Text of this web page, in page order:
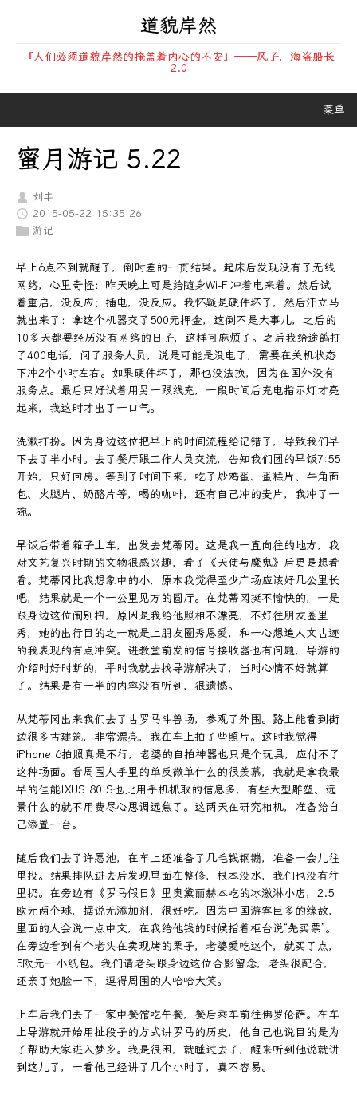
道貌岸然
『人们必须道貌岸然的掩盖着内心的不安』——风子，海盗船长
2.0
菜单
蜜月游记 5.22
刘丰
2015-05-22 15:35:26
游记
早上6点不到就醒了，倒时差的一贯结果。起床后发现没有了无线
网络，心里奇怪：昨天晚上可是给随身Wi-Fi冲着电来着。然后试
着重启，没反应；插电，没反应。我怀疑是硬件坏了，然后汗立马
就出来了：拿这个机器交了500元押金，这倒不是大事儿，之后的
10多天都要经历没有网络的日子，这样可麻烦了。之后我给途鸽打
了400电话，问了服务人员，说是可能是没电了，需要在关机状态
下冲2个小时左右。如果硬件坏了，那也没法换，因为在国外没有
服务点。最后只好试着用另一跟线充，一段时间后充电指示灯才亮
起来，我这时才出了一口气。
洗漱打扮。因为身边这位把早上的时间流程给记错了，导致我们早
下去了半小时。去了餐厅跟工作人员交流，告知我们团的早饭7:55
开始，只好回房。等到了时间下来，吃了炒鸡蛋、蛋糕片、牛角面
包、火腿片、奶酪片等，喝的咖啡，还有自己冲的麦片，我冲了一
碗。
早饭后带着箱子上车，出发去梵蒂冈。这是我一直向往的地方，我
对文艺复兴时期的文物很感兴趣，看了《天使与魔鬼》后更是想看
看。梵蒂冈比我想象中的小，原本我觉得至少广场应该好几公里长
吧，结果就是一个一公里见方的圆厅。在梵蒂冈挺不愉快的，一是
跟身边这位闹别扭，原因是我给他照相不漂亮，不好往朋友圈里
秀，她的出行目的之一就是上朋友圈秀恩爱，和一心想追人文古迹
的我表现的有点冲突。进教堂前发的信号接收器也有问题，导游的
介绍时好时断的，平时我就去找导游解决了，当时心情不好就算
了。结果是有一半的内容没有听到，很遗憾。
从梵蒂冈出来我们去了古罗马斗兽场，参观了外围。路上能看到街
边很多古建筑，非常漂亮，我在车上拍了些照片。这时我觉得
iPhone 6拍照真是不行，老婆的自拍神器也只是个玩具，应付不了
这种场面。看周围人手里的单反微单什么的很羡慕，我就是拿我最
早的佳能IXUS 80IS也比用手机抓取的信息多，有些大型雕塑、远
景什么的就不用费尽心思调远焦了。这两天在研究相机，准备给自
己添置一台。
随后我们去了许愿池，在车上还准备了几毛钱钢镚，准备一会儿往
里投。结果排队进去后发现里面在整修，根本没水，我们也没有往
里扔。在旁边有《罗马假日》里奥黛丽赫本吃的冰激淋小店，2.5
欧元两个球，据说无添加剂，很好吃。因为中国游客巨多的缘故，
里面的人会说一点中文，在我给他钱的时候指着柜台说“先买票”。
在旁边看到有个老头在卖现烤的栗子，老婆爱吃这个，就买了点，
5欧元一小纸包。我们请老头跟身边这位合影留念，老头很配合，
还亲了她脸一下，逗得周围的人哈哈大笑。
上车后我们去了一家中餐馆吃午餐，餐后乘车前往佛罗伦萨。在车
上导游就开始用扯段子的方式讲罗马的历史，他自己也说目的是为
了帮助大家进入梦乡。我是很困，就睡过去了，醒来听到他说就讲
到这儿了，一看他已经讲了几个小时了，真不容易。